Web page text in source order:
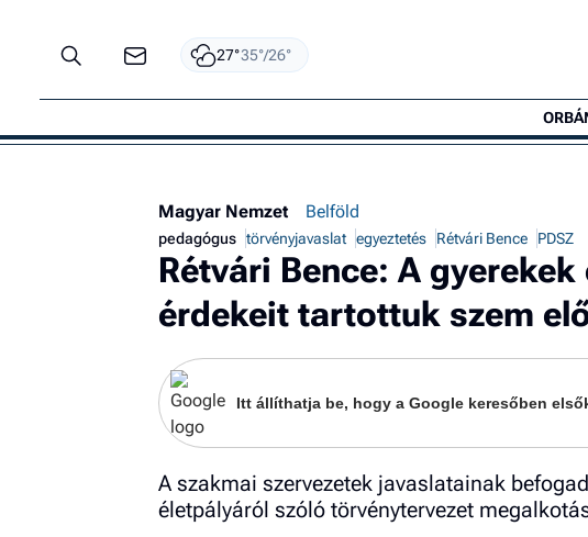
27°35°/26°
Magyar Nemzet Belföld
pedagógus törvényjavaslat egyeztetés Rétvári Bence PDSZ
Rétvári Bence: A
érdekeit tartottuk szem
Itt állíthatja be, hogy a Google keresőben
A szakmai szervezetek javaslatainak
életpályáról szóló törvénytervezet